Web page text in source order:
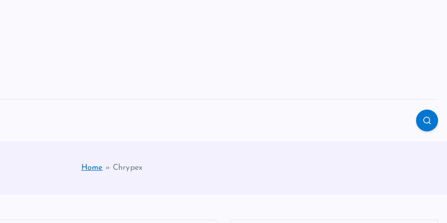
Home » Chrypex